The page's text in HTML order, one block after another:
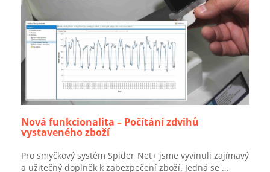
Nová funkcionalita – Počítání zdvihů
vystaveného zboží
Pro smyčkový systém Spider Net+ jsme vyvinuli zajímavý
a užitečný doplněk k zabezpečení zboží. Jedná se …